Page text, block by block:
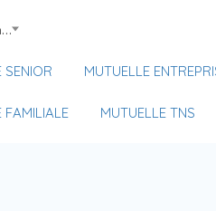
Ville, département, région
SENIOR MUTUELLE
FAMILIALE MUTUELLE TNS